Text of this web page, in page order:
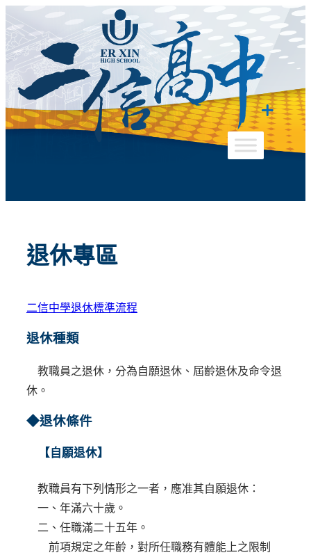
至
主
容
退休專區
二信中學退休標準流程
退休種類
教職員之退休，分為自願退休、屆齡退休及命令退
休。
◆退休條件
【自願退休】
教職員有下列情形之一者，應准其自願退休：
一、年滿六十歲。
二、任職滿二十五年。
前項規定之年齡，對所任職務有體能上之限制